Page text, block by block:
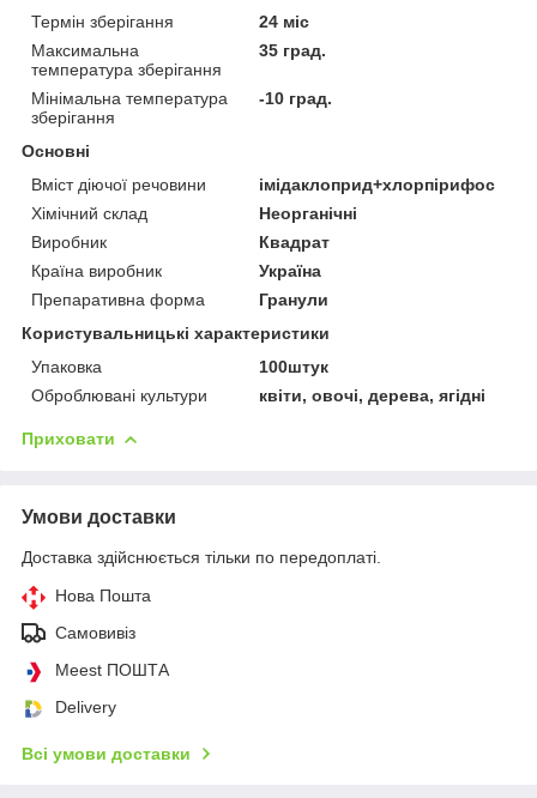
Термін зберігання
24 міс
Максимальна
температура зберігання
35 град.
Мінімальна температура
зберігання
-10 град.
Основні
Вміст діючої речовини
імідаклоприд+хлорпірифос
Хімічний склад
Неорганічні
Виробник
Квадрат
Країна виробник
Україна
Препаративна форма
Гранули
Користувальницькі характеристики
Упаковка
100штук
Оброблювані культури
квіти, овочі, дерева, ягідні
Приховати
Умови доставки
Доставка здійснюється тільки по передоплаті.
Нова Пошта
Самовивіз
Meest ПОШТА
Delivery
Всі умови доставки